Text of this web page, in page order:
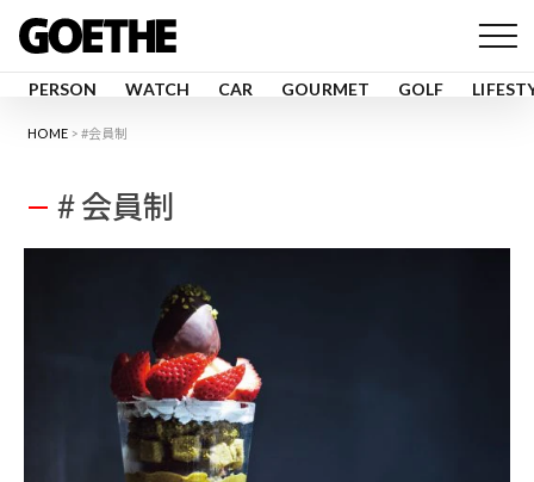
PERSON WATCH CAR GOURMET GOLF
HOME #会員制
# 会員制